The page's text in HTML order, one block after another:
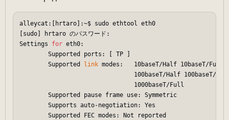
alleycat:[hrtaro]:~$ sudo ethtool eth0
[sudo] hrtaro のパスワード:
Settings for eth0:
        Supported ports: [ TP ]
        Supported
link modes:   10baseT/Half 10baseT/Full
100baseT/Half 100baseT/
                                1000baseT/Full
        Supported pause frame use: Symmetric
        Supports auto-negotiation: Yes
        Supported FEC modes: Not reported